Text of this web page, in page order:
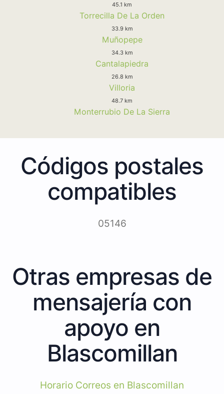
45.1 km
Torrecilla De La Orden
33.9 km
Muñopepe
34.3 km
Cantalapiedra
26.8 km
Villoria
48.7 km
Monterrubio De La Sierra
Códigos postales
compatibles
05146
Otras empresas de
mensajería con
apoyo en
Blascomillan
Horario Correos en Blascomillan